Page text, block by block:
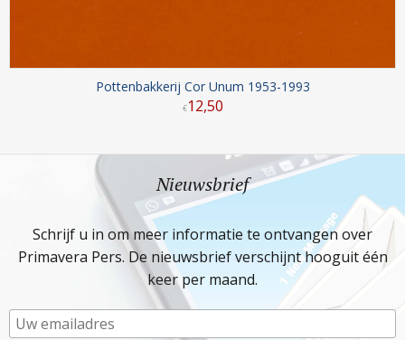
Pottenbakkerij Cor Unum 1953-1993
€12,50
Nieuwsbrief
Schrijf u in om meer informatie te ontvangen over
Primavera Pers. De nieuwsbrief verschijnt hooguit één
keer per maand.